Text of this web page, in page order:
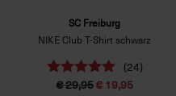
SC Freiburg
NIKE Club T-Shirt schwarz
(24)
€ 29,95€ 19,95